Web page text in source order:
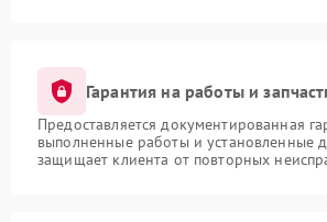
Гарантия на работы и
Предоставляется документированная
выполненные работы и установленные
защищает клиента от повторных